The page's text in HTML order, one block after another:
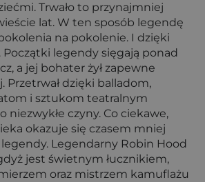
Trwało to przynajmniej
lat. W ten sposób legendę
na pokolenie. I dzięki
Początki legendy sięgają ponad
a jej bohater żył zapewne
Przetrwał dzięki balladom,
i sztukom teatralnym
niezwykłe czyny. Co ciekawe,
okazuje się czasem mniej
Legendarny Robin Hood
jest świetnym łucznikiem,
oraz mistrzem kamuflażu